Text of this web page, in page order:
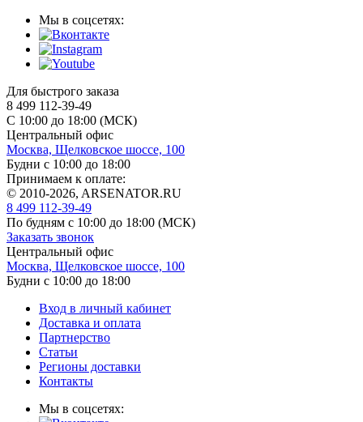
Мы в соцсетях:
Для быстрого заказа
8 499 112-39-49
С 10:00 до 18:00 (МСК)
Центральный офис
Москва, Щелковское шоссе, 100
Будни с 10:00 до 18:00
Принимаем к оплате:
© 2010-2026, ARSENATOR.RU
8 499 112-39-49
По будням с 10:00 до 18:00 (МСК)
Заказать звонок
Центральный офис
Москва, Щелковское шоссе, 100
Будни с 10:00 до 18:00
Вход в личный кабинет
Доставка и оплата
Партнерство
Статьи
Регионы доставки
Контакты
Мы в соцсетях: